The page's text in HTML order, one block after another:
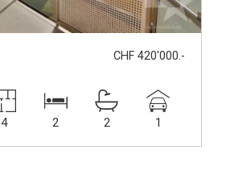
CHF 420'000.-
4 2 2 1